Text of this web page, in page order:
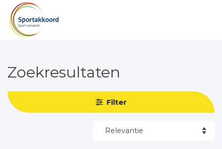
Zoekresultaten
Filter